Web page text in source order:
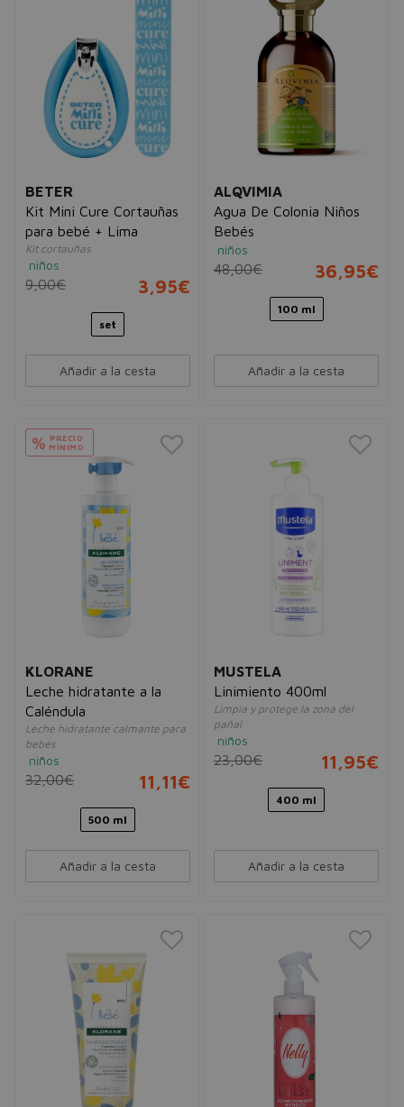
BETER
Kit Mini Cure Cortauñas
para bebé + Lima
Kit cortauñas
niños
9,00€ 3,95€
set
Añadir a la cesta
ALQVIMIA
Agua De Colonia Niños
Bebés
niños
48,00€ 36,95€
100 ml
Añadir a la cesta
% PRECIO
MÍNIMO
KLORANE
Leche hidratante a la
Caléndula
Leche hidratante calmante para
bebés
niños
32,00€ 11,11€
500 ml
Añadir a la cesta
MUSTELA
Linimiento 400ml
Limpia y protege la zona del
pañal
niños
23,00€ 11,95€
400 ml
Añadir a la cesta